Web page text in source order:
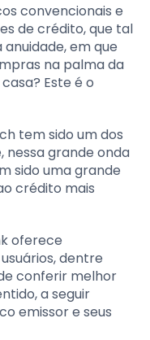
convencionais e
de crédito, que tal
em que
na palma da
Este é o
tem sido um dos
nessa grande onda
sido uma grande
crédito mais
oferece
dentre
conferir melhor
a seguir
emissor e seus